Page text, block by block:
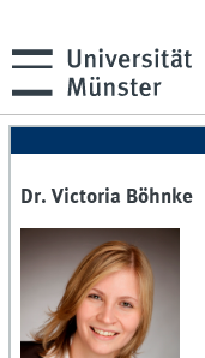
Dr. Victoria Böhnke